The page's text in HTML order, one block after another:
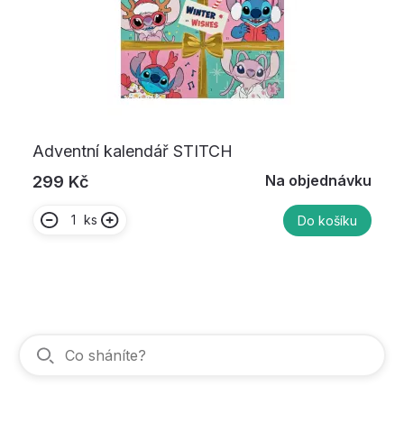
Adventní kalendář STITCH
299 Kč
Na objednávku
ks Do košíku